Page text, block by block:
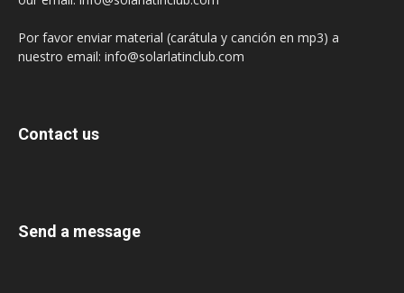
Por favor enviar material (carátula y canción en mp3) a
nuestro email: info@solarlatinclub.com
Contact us
Send a message